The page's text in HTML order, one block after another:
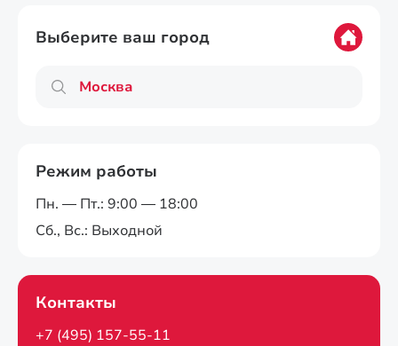
Выберите ваш город
Режим работы
Пн. — Пт.: 9:00 — 18:00
Сб., Вс.: Выходной
Контакты
+7 (495) 157-55-11